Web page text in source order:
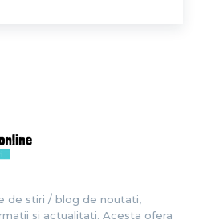
de stiri / blog de noutati,
si actualitati. Acesta ofera